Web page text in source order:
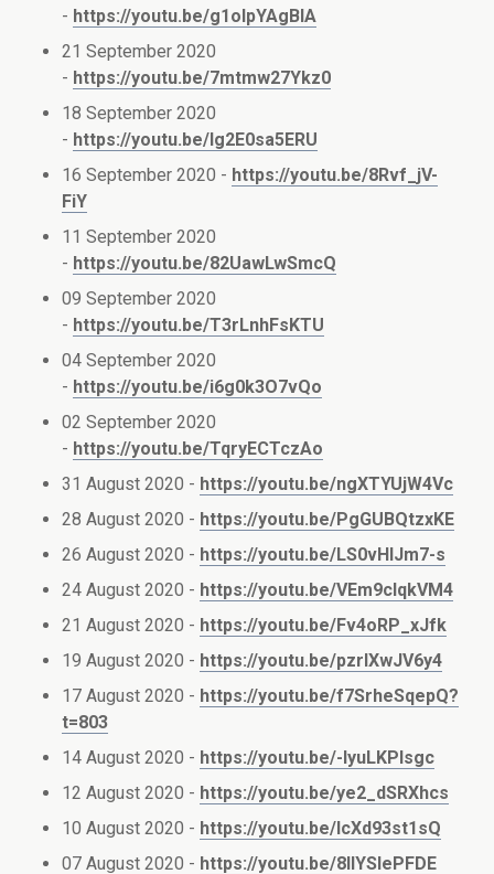
- https://youtu.be/g1olpYAgBIA
21 September 2020
- https://youtu.be/7mtmw27Ykz0
18 September 2020
- https://youtu.be/Ig2E0sa5ERU
16 September 2020 - https://youtu.be/8Rvf_jV-
FiY
11 September 2020
- https://youtu.be/82UawLwSmcQ
09 September 2020
- https://youtu.be/T3rLnhFsKTU
04 September 2020
- https://youtu.be/i6g0k3O7vQo
02 September 2020
- https://youtu.be/TqryECTczAo
31 August 2020 - https://youtu.be/ngXTYUjW4Vc
28 August 2020 - https://youtu.be/PgGUBQtzxKE
26 August 2020 - https://youtu.be/LS0vHlJm7-s
24 August 2020 - https://youtu.be/VEm9cIqkVM4
21 August 2020 - https://youtu.be/Fv4oRP_xJfk
19 August 2020 - https://youtu.be/pzrIXwJV6y4
17 August 2020 - https://youtu.be/f7SrheSqepQ?
t=803
14 August 2020 - https://youtu.be/-lyuLKPlsgc
12 August 2020 - https://youtu.be/ye2_dSRXhcs
10 August 2020 - https://youtu.be/lcXd93st1sQ
07 August 2020 - https://youtu.be/8IIYSlePFDE